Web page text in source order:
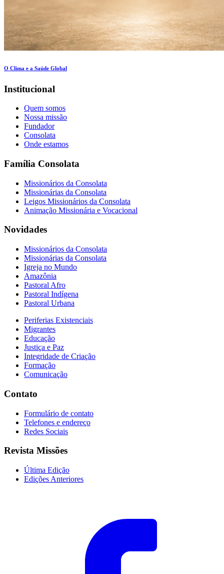
O Clima e a Saúde Global
Institucional
Quem somos
Nossa missão
Fundador
Consolata
Onde estamos
Família Consolata
Missionários da Consolata
Missionárias da Consolata
Leigos Missionários da Consolata
Animação Missionária e Vocacional
Novidades
Missionários da Consolata
Missionárias da Consolata
Igreja no Mundo
Amazônia
Pastoral Afro
Pastoral Indígena
Pastoral Urbana
Periferias Existenciais
Migrantes
Educação
Justiça e Paz
Integridade de Criação
Formação
Comunicação
Contato
Formulário de contato
Telefones e endereço
Redes Sociais
Revista Missões
Última Edição
Edições Anteriores